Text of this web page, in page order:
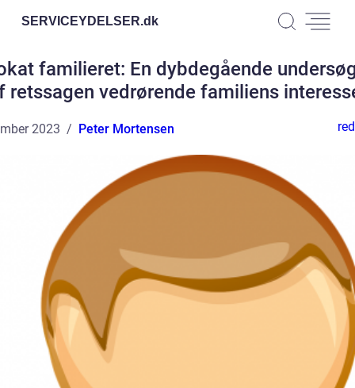
SERVICEYDELSER.dk
familieret: En dybdegående
retssagen vedrørende familiens
2023 Peter Mortensen